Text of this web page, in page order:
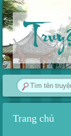
Trang chủ